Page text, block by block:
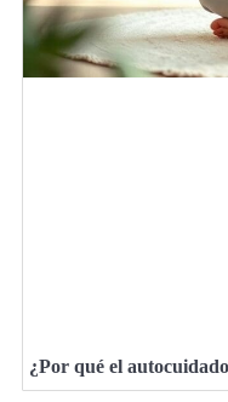
¿Por qué el